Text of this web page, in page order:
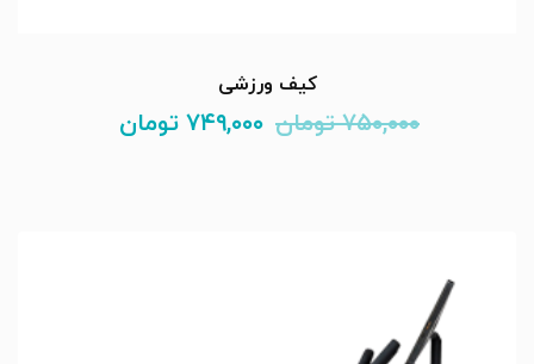
کیف ورزشی
۷۵۰,۰۰۰ تومان ۷۴۹,۰۰۰ تومان